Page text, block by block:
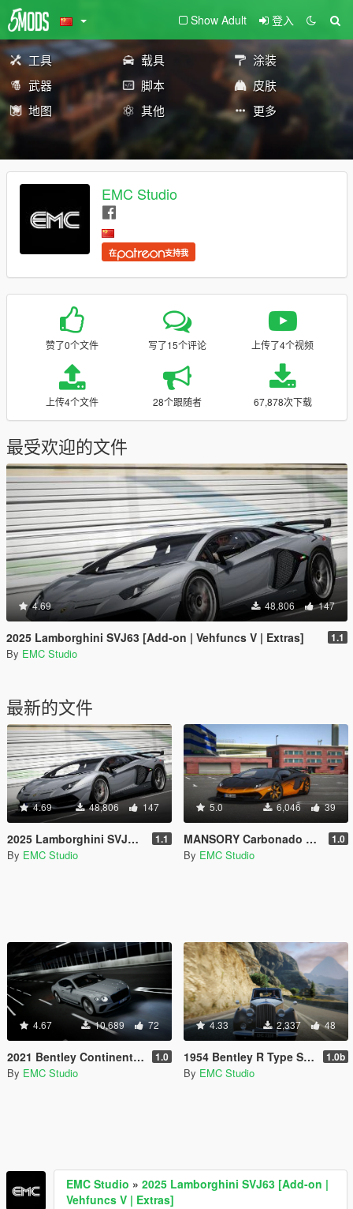
Show Adult 登入
工具 载具
涂装
武器
脚本
皮肤
地图
其他 更多
EMC Studio
在 支持我
赞了0个文件 写了15个评论 上传了4个视频
上传4个文件 28个跟随者 67,878次下载
最受欢迎的文件
4.69 48,806 147
2025 Lamborghini SVJ63 [Add-on | Vehfuncs V | Extras] 1.1
By EMC Studio
最新的文件
4.69 48,806 147
2025 Lamborghini SVJ63 [Add-on | Vehfuncs V | Extras] 1.1
By EMC Studio
5.0 6,046 39
MANSORY Carbonado GTS [Add-on | Vehfuncs V | Extras] 1.0
By EMC Studio
4.67 10,689 72
2021 Bentley Continental GT Speed [Add-On | Extras | Vehfuncs V] 1.0
By EMC Studio
4.33 2,337 48
1954 Bentley R Type Saloon [Add-On | Extra | Vehfuncs V] 1.0b
By EMC Studio
EMC Studio » 2025 Lamborghini SVJ63 [Add-on |
Vehfuncs V | Extras]